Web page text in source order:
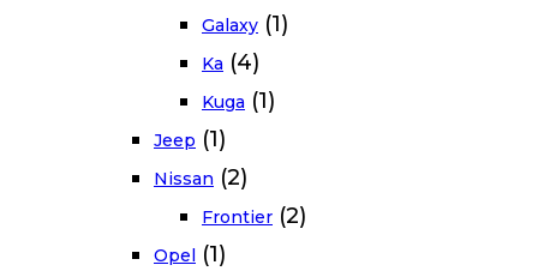
Galaxy (1)
Ka (4)
Kuga (1)
Jeep (1)
Nissan (2)
Frontier (2)
Opel (1)